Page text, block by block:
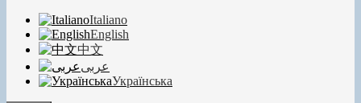
Italiano
English
中文
عربى
Українська